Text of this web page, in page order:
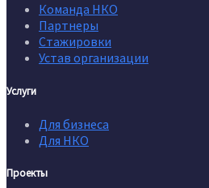
Команда НКО
Партнеры
Стажировки
Устав организации
Услуги
Для бизнеса
Для НКО
Проекты